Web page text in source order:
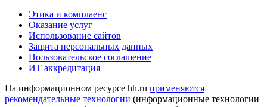
Этика и комплаенс
Оказание услуг
Использование сайтов
Защита персональных данных
Пользовательское соглашение
ИТ аккредитация
На информационном ресурсе hh.ru применяются
рекомендательные технологии (информационные технологии